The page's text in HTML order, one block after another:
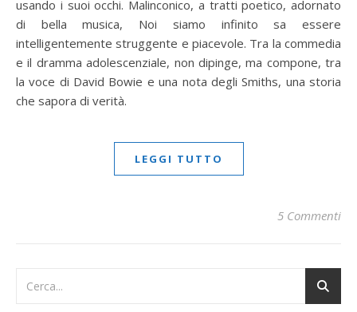
usando i suoi occhi. Malinconico, a tratti poetico, adornato
di bella musica, Noi siamo infinito sa essere
intelligentemente struggente e piacevole. Tra la commedia
e il dramma adolescenziale, non dipinge, ma compone, tra
la voce di David Bowie e una nota degli Smiths, una storia
che sapora di verità.
LEGGI TUTTO
5 Commenti